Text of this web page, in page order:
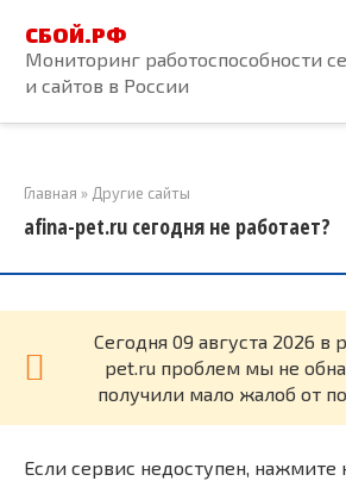
контенту
СБОЙ.РФ
Мониторинг работоспособности
и сайтов в России
Главная » Другие сайты
afina-pet.ru сегодня не работает?
Cегодня 09 августа 2026 в
pet.ru проблем мы не
получили мало жалоб от
Если сервис недоступен, нажмите